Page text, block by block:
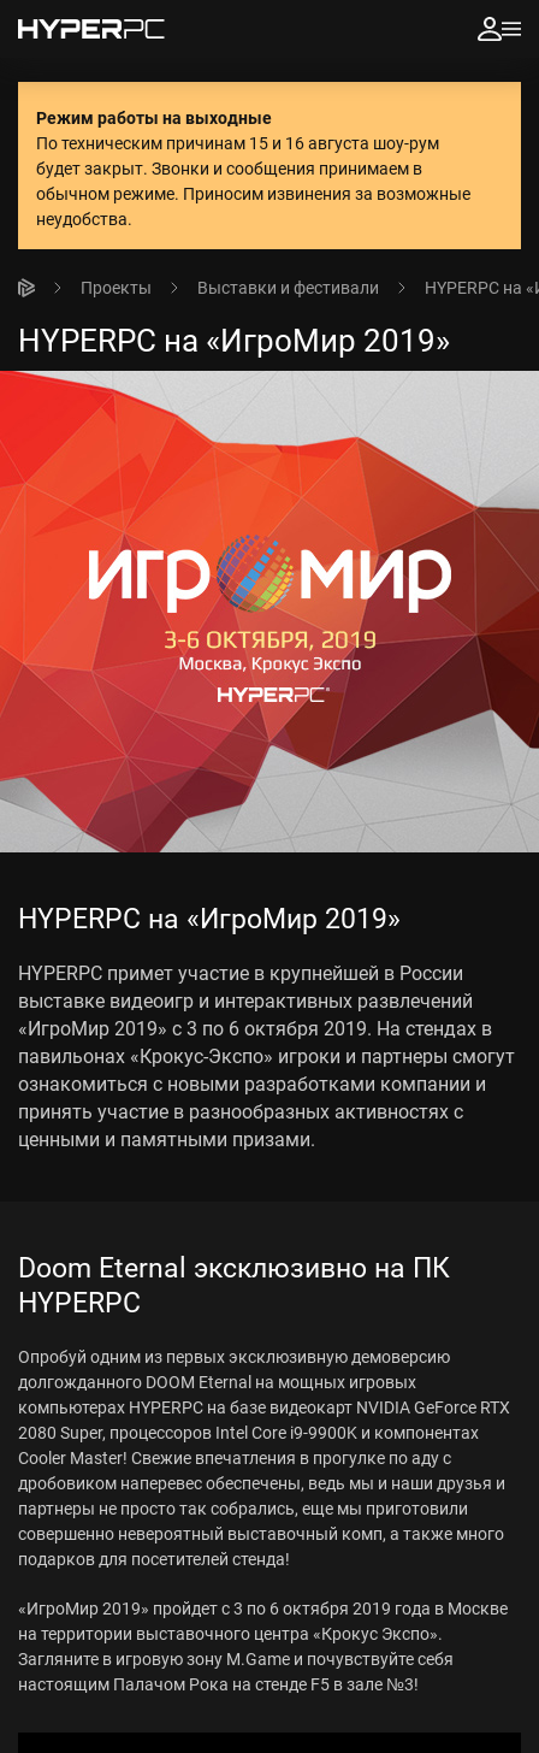
Режим работы на выходные
По техническим причинам 15 и 16 августа шоу-рум
будет закрыт. Звонки и сообщения принимаем в
обычном режиме. Приносим извинения за возможные
неудобства.
Проекты Выставки и фестивали HYPERPC на
HYPERPC на «ИгроМир 2019»
HYPERPC на «ИгроМир 2019»
HYPERPC примет участие в крупнейшей в России
выставке видеоигр и интерактивных развлечений
«ИгроМир 2019» с 3 по 6 октября 2019. На стендах в
павильонах «Крокус-Экспо» игроки и партнеры смогут
ознакомиться с новыми разработками компании и
принять участие в разнообразных активностях с
ценными и памятными призами.
Doom Eternal эксклюзивно на ПК
HYPERPC
Опробуй одним из первых эксклюзивную демоверсию
долгожданного DOOM Eternal на мощных игровых
компьютерах HYPERPC на базе видеокарт NVIDIA GeForce RTX
2080 Super, процессоров Intel Core i9-9900K и компонентах
Cooler Master! Свежие впечатления в прогулке по аду с
дробовиком наперевес обеспечены, ведь мы и наши друзья и
партнеры не просто так собрались, еще мы приготовили
совершенно невероятный выставочный комп, а также много
подарков для посетителей стенда!
«ИгроМир 2019» пройдет с 3 по 6 октября 2019 года в Москве
на территории выставочного центра «Крокус Экспо».
Загляните в игровую зону M.Game и почувствуйте себя
настоящим Палачом Рока на стенде F5 в зале №3!